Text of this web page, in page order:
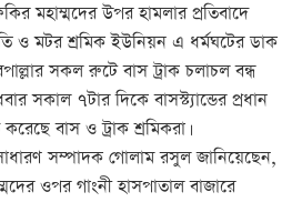
মহাম্মদের উপর হামলার প্রতিবাদে
ও মটর শ্রমিক ইউনিয়ন এ ধর্মঘটের ডাক
সকল রুটে বাস ট্রাক চলাচল বন্ধ
সকাল ৭টার দিকে বাসস্ট্যান্ডের প্রধান
বাস ও ট্রাক শ্রমিকরা।
সম্পাদক গোলাম রসুল জানিয়েছেন,
ওপর গাংনী হাসপাতাল বাজারে